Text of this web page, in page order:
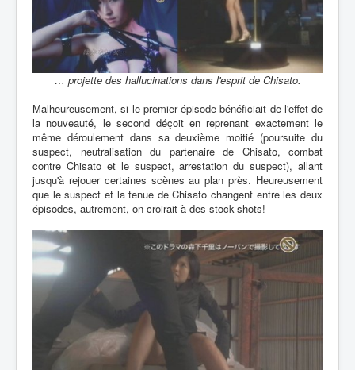
… projette des hallucinations dans l'esprit de Chisato.
Malheureusement, si le premier épisode bénéficiait de l'effet de
la nouveauté, le second déçoit en reprenant exactement le
même déroulement dans sa deuxième moitié (poursuite du
suspect, neutralisation du partenaire de Chisato, combat
contre Chisato et le suspect, arrestation du suspect), allant
jusqu'à rejouer certaines scènes au plan près. Heureusement
que le suspect et la tenue de Chisato changent entre les deux
épisodes, autrement, on croirait à des stock-shots!